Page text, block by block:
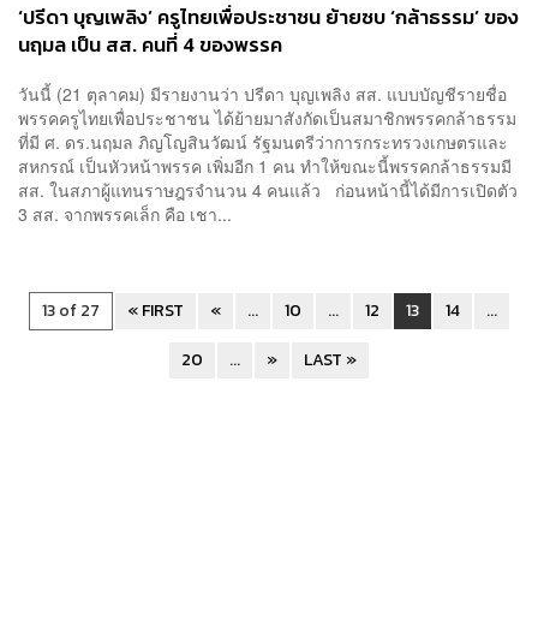
‘ปรีดา บุญเพลิง’ ครูไทยเพื่อประชาชน ย้ายซบ ‘กล้าธรรม’ ของ
นฤมล เป็น สส. คนที่ 4 ของพรรค
วันนี้ (21 ตุลาคม) มีรายงานว่า ปรีดา บุญเพลิง สส. แบบบัญชีรายชื่อ
พรรคครูไทยเพื่อประชาชน ได้ย้ายมาสังกัดเป็นสมาชิกพรรคกล้าธรรม
ที่มี ศ. ดร.นฤมล ภิญโญสินวัฒน์ รัฐมนตรีว่าการกระทรวงเกษตรและ
สหกรณ์ เป็นหัวหน้าพรรค เพิ่มอีก 1 คน ทำให้ขณะนี้พรรคกล้าธรรมมี
สส. ในสภาผู้แทนราษฎรจำนวน 4 คนแล้ว ก่อนหน้านี้ได้มีการเปิดตัว
3 สส. จากพรรคเล็ก คือ เชา...
13 of 27 « FIRST « ... 10 ... 12 13 14
...
20
... » LAST »